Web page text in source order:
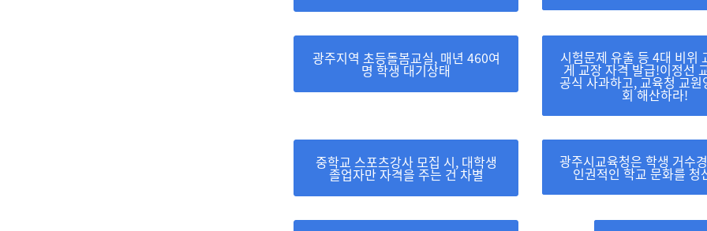
광주지역 초등돌봄교실, 매년 460여
명 학생 대기상태
시험문제 유출 등 4대 비위
게 교장 자격 발급!이정선
공식 사과하고, 교육청 교원
회 해산하라!
중학교 스포츠강사 모집 시, 대학생
졸업자만 자격을 주는 건 차별
광주시교육청은 학생 거수
인권적인 학교 문화를 청